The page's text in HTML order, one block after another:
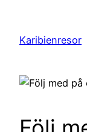
innehåll
Karibienresor